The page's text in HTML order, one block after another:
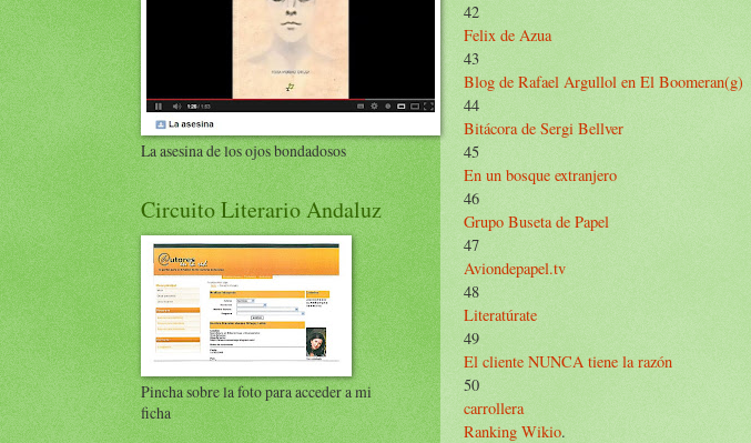
42
Felix de Azua
43
Blog de Rafael Argullol en El Boomeran(g)
44
Bitácora de Sergi Bellver
45
En un bosque extranjero
46
Grupo Buseta de Papel
47
Aviondepapel.tv
48
Literatúrate
49
El cliente NUNCA tiene la razón
50
carrollera
Ranking Wikio.
La asesina de los ojos bondadosos
Circuito Literario Andaluz
Pincha sobre la foto para acceder a mi
ficha